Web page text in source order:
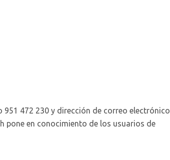
951 472 230 y dirección de correo electrónico
pone en conocimiento de los usuarios de